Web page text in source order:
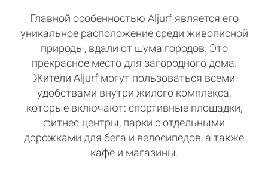
Главной особенностью Aljurf является его
уникальное расположение среди живописной
природы, вдали от шума городов. Это
прекрасное место для загородного дома.
Жители Aljurf могут пользоваться всеми
удобствами внутри жилого комплекса,
которые включают: спортивные площадки,
фитнес-центры, парки с отдельными
дорожками для бега и велосипедов, а также
кафе и магазины.